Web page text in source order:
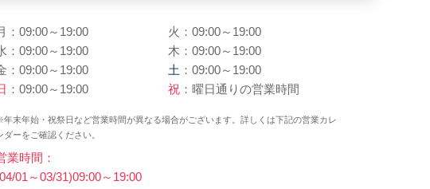
：09:00～19:00
火：09:00～19:00
：09:00～19:00
木：09:00～19:00
：09:00～19:00
土 ：09:00～19:00
：09:00～19:00 祝 ：曜日通りの営業時間
末年始・祝祭日など営業時間が異なる場合がございます。詳しくは下記の営業カレ
ダーをご確認ください。
業時間：
01～03/31)09:00～19:00